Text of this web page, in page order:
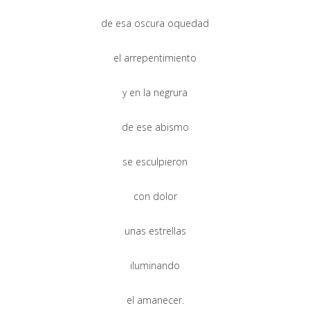
de esa oscura oquedad
el arrepentimiento
y en la negrura
de ese abismo
se esculpieron
con dolor
unas estrellas
iluminando
el amanecer.